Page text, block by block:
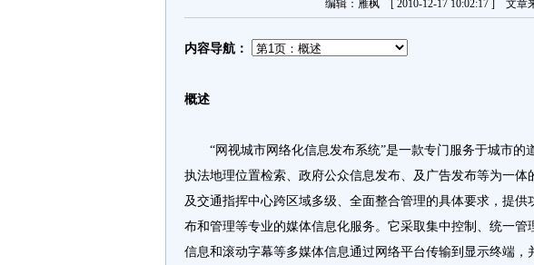
编辑：雁枫 [ 2010-12-17 10:02:17 ] 文章
内容导航：
概述
“网视城市网络化信息发布系统”是一款专门服务于城市的
执法地理位置检索、政府公众信息发布、及广告发布等为一
及交通指挥中心跨区域多级、全面整合管理的具体要求，提
布和管理等专业的媒体信息化服务。它采取集中控制、统一
信息和滚动字幕等多媒体信息通过网络平台传输到显示终端，